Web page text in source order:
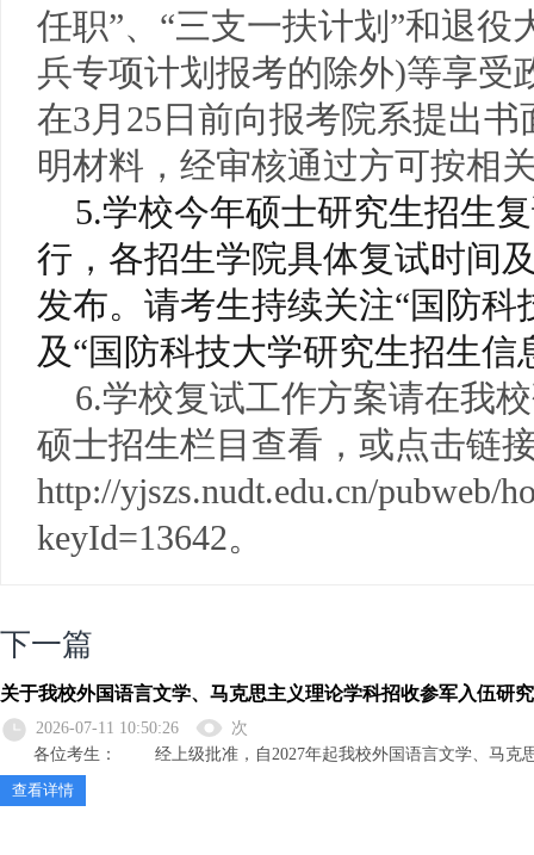
任职”、“三支一扶计划”和退
兵专项计划报考的除外)等享受
在3月25日前向报考院系提出
明材料， 经审核通过方可按相
5.学校今年硕士研究生招生
行，各招生学院具体复试时间
发布。请考生持续关注“国防科
及“国防科技大学研究生招生信
6.学校复试工作方案请在我
硕士招生栏目查看，或点击链
http://yjszs.nudt.edu.cn/pubweb/
keyId=13642。
下一篇
关于我校外国语言文学、马克思主义理论学科招收参军入伍研
2026-07-11 10:50:26
次
各位考生： 经上级批准，自2027年起我校外国语言文学、马克
查看详情